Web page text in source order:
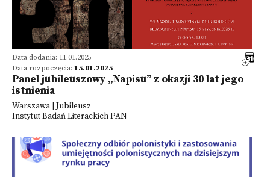
Data dodania: 11.01.2025
Data rozpoczęcia: 15.01.2025
Panel jubileuszowy „Napisu” z okazji 30 lat jego
istnienia
Warszawa | Jubileusz
Instytut Badań Literackich PAN